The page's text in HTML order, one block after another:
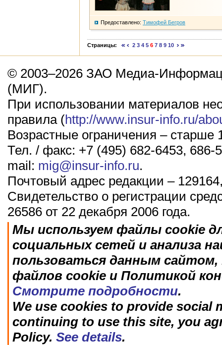
Предоставлено: Тимофей Бегров
Страницы: 2 3 4 5 6 7 8 9 10
© 2003–2026 ЗАО Медиа-
(МИГ).
При использовании материалов
правила (http://www.insur-info.ru/
Возрастные ограничения – старше
Тел. / факс: +7 (495) 682-6453, 686-
mail: mig@insur-info.ru.
Почтовый адрес редакции –
Свидетельство о регистрации
26586 от 22 декабря 2006 года.
Мы используем файлы cookie
социальных сетей и анализа
пользоваться данным
файлов cookie и Политикой
Смотрите подробности.
We use cookies to provide social
continuing to use this site, you
Policy. See details.